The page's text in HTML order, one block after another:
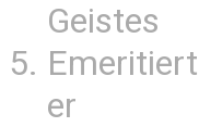
Geistes
Emeritiert
er